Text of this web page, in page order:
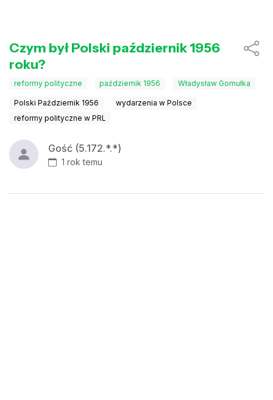
Czym był Polski październik 1956
roku?
reformy polityczne październik 1956 Władysław Gomułka
Polski Październik 1956
wydarzenia w Polsce
reformy polityczne w PRL
Gość (5.172.*.*)
1 rok temu